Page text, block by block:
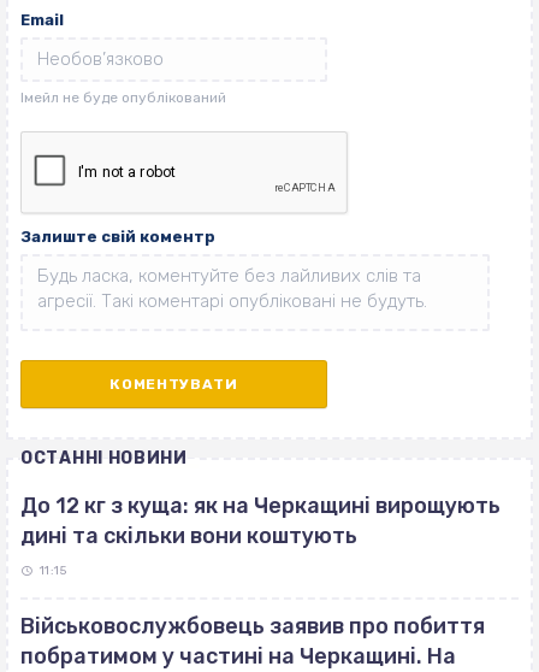
Email
Залиште свій коментр
ОСТАННІ НОВИНИ
До 12 кг з куща: як на Черкащині вирощують
дині та скільки вони коштують
11:15
Військовослужбовець заявив про побиття
побратимом у частині на Черкащині. На